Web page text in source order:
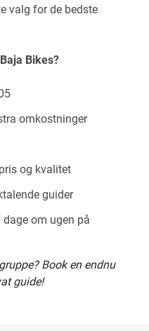
valg for de bedste
Bikes?
omkostninger
og kvalitet
guider
om ugen på
Book en endnu
guide!